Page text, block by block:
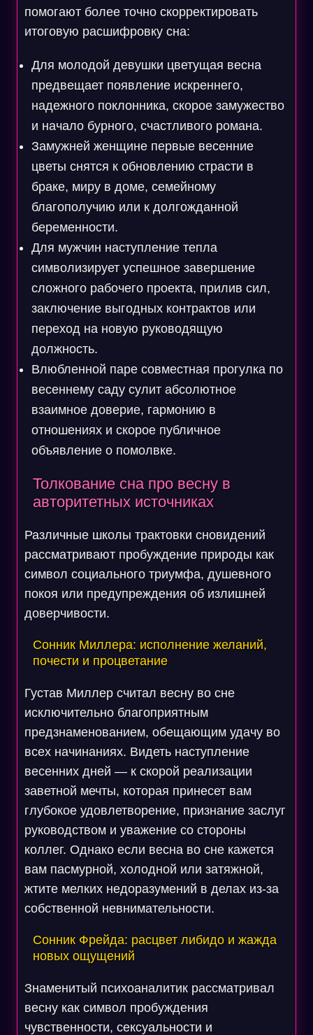
помогают более точно скорректировать
итоговую расшифровку сна:
Для молодой девушки цветущая весна
предвещает появление искреннего,
надежного поклонника, скорое замужество
и начало бурного, счастливого романа.
Замужней женщине первые весенние
цветы снятся к обновлению страсти в
браке, миру в доме, семейному
благополучию или к долгожданной
беременности.
Для мужчин наступление тепла
символизирует успешное завершение
сложного рабочего проекта, прилив сил,
заключение выгодных контрактов или
переход на новую руководящую
должность.
Влюбленной паре совместная прогулка по
весеннему саду сулит абсолютное
взаимное доверие, гармонию в
отношениях и скорое публичное
объявление о помолвке.
Толкование сна про весну в
авторитетных источниках
Различные школы трактовки сновидений
рассматривают пробуждение природы как
символ социального триумфа, душевного
покоя или предупреждения об излишней
доверчивости.
Сонник Миллера: исполнение желаний,
почести и процветание
Густав Миллер считал весну во сне
исключительно благоприятным
предзнаменованием, обещающим удачу во
всех начинаниях. Видеть наступление
весенних дней — к скорой реализации
заветной мечты, которая принесет вам
глубокое удовлетворение, признание заслуг
руководством и уважение со стороны
коллег. Однако если весна во сне кажется
вам пасмурной, холодной или затяжной,
жтите мелких недоразумений в делах из-за
собственной невнимательности.
Сонник Фрейда: расцвет либидо и жажда
новых ощущений
Знаменитый психоаналитик рассматривал
весну как символ пробуждения
чувственности, сексуальности и